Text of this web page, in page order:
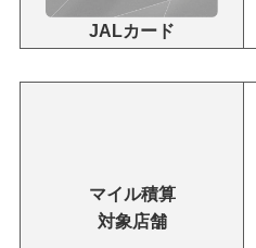
JALカード
マイル積算
対象店舗